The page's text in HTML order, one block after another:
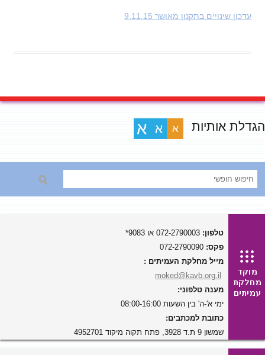
עדכון שינויים בתקנון מאושר 9.11.15
הגדלת אותיות א א א
טלפון:
פקס:
מייל מחלקת העמיתים :
moked@kavb.org.il
מענה טלפוני:
ימי א'-ה' בין השעות 08:00-16:00
כתובת למכתבים:
שמשון 9 ת.ד 3928, פתח תקוה מיקוד 4952701